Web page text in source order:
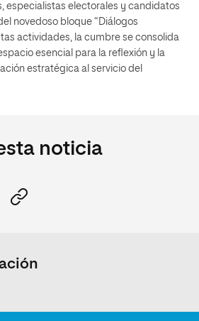
especialistas electorales y candidatos
novedoso bloque “Diálogos
actividades, la cumbre se consolida
esencial para la reflexión y la
estratégica al servicio del
noticia